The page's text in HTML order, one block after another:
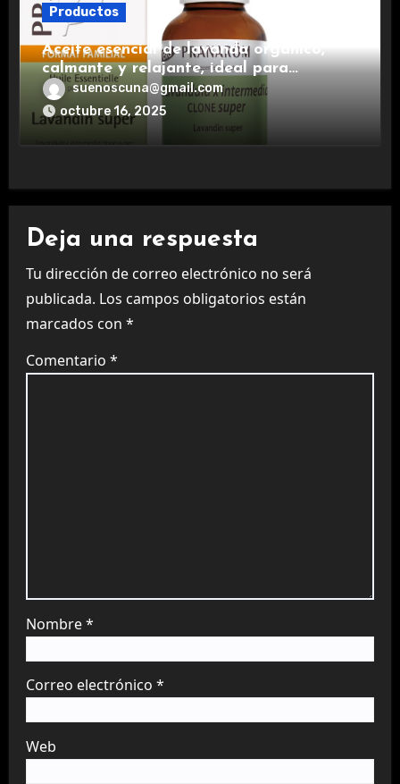
Productos
Aceite esencial de lavanda orgánico,
calmante y relajante, ideal para
aromaterapia.
suenoscuna@gmail.com
octubre 16, 2025
Deja una respuesta
Tu dirección de correo electrónico no será
publicada. Los campos obligatorios están
marcados con *
Comentario *
Nombre*
Correo electrónico *
Web